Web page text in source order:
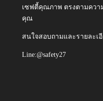
เซฟตี้คุณภาพ ตรงตามควา
คุณ
สนใจสอบถามและรายละเอี
Line:@safety27